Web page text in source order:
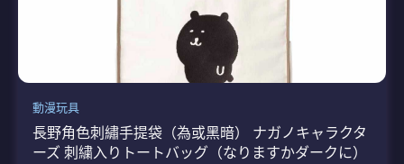
動漫玩具
長野角色刺繡手提袋（為或黑暗） ナガノキャラクタ
ーズ 刺繍入りトートバッグ（なりますかダークに）